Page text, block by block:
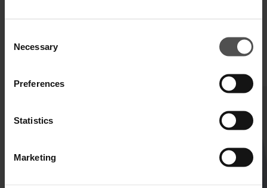
Selection
Necessary
Preferences
Statistics
Marketing